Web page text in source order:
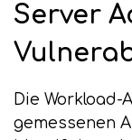
Server
Die
gemessenen